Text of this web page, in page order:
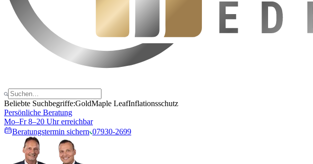
Beliebte Suchbegriffe:GoldMaple LeafInflationsschutz
Persönliche Beratung
Mo–Fr 8–20 Uhr erreichbar
Beratungstermin sichern 07930-2699